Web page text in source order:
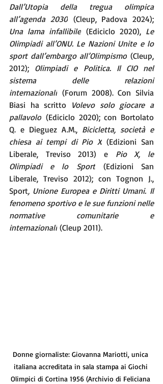
Dall’Utopia della tregua olimpica
all’agenda 2030
Una lama infallibile (Ediciclo 2020), Le
Olimpiadi all’ONU. Le Nazioni Unite e lo
sport dall’embargo all’Olimpismo (Cleup,
2012); Olimpiadi e Politica. Il CIO nel
sistema delle relazioni
internazionali (Forum 2008). Con Silvia
Biasi ha scritto Volevo solo giocare a
pallavolo (Ediciclo 2020); con Bortolato
Q. e Dieguez A.M., Bicicletta, società e
chiesa ai tempi di Pio X (Edizioni San
Liberale, Treviso 2013) e Pio X, le
Olimpiadi e lo Sport (Edizioni San
Liberale, Treviso 2012); con Tognon J.,
Sport, Unione Europea e Diritti Umani. Il
fenomeno sportivo e le sue funzioni nelle
normative comunitarie e
internazionali (Cleup 2011).
Donne giornaliste: Giovanna Mariotti, unica
italiana accreditata in sala stampa ai Giochi
Olimpici di Cortina 1956 (Archivio di Feliciana